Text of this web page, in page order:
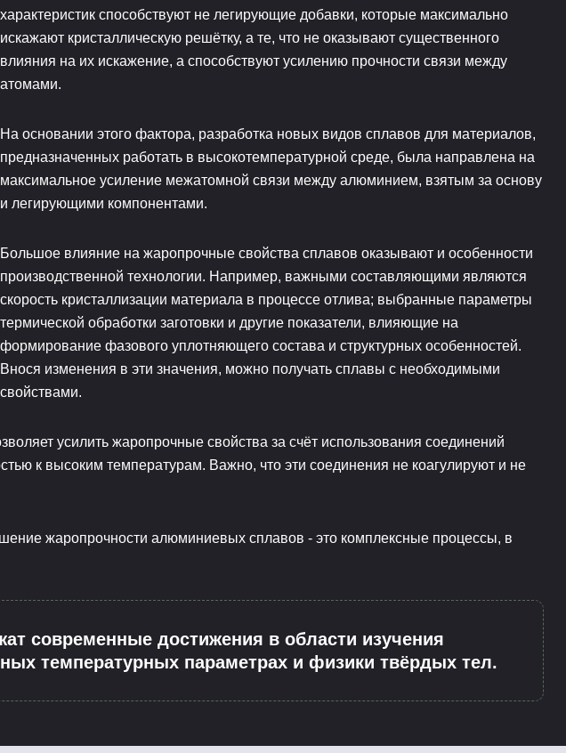
характеристик способствуют не легирующие добавки, которые максимально
искажают кристаллическую решётку, а те, что не оказывают существенного
влияния на их искажение, а способствуют усилению прочности связи между
атомами.
На основании этого фактора, разработка новых видов сплавов для материалов,
предназначенных работать в высокотемпературной среде, была направлена на
максимальное усиление межатомной связи между алюминием, взятым за основу
и легирующими компонентами.
Большое влияние на жаропрочные свойства сплавов оказывают и особенности
производственной технологии. Например, важными составляющими являются
скорость кристаллизации материала в процессе отлива; выбранные параметры
термической обработки заготовки и другие показатели, влияющие на
формирование фазового уплотняющего состава и структурных особенностей.
Внося изменения в эти значения, можно получать сплавы с необходимыми
свойствами.
усилить жаропрочные свойства за счёт использования соединений
к высоким температурам. Важно, что эти соединения не коагулируют и не
жаропрочности алюминиевых сплавов - это комплексные процессы, в
современные достижения в области изучения
температурных параметрах и физики твёрдых тел.